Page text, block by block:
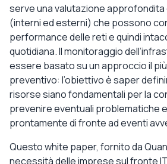
serve una valutazione
(interni ed esterni) che possono
performance delle reti e quindi
quotidiana. Il monitoraggio
essere basato su un approccio il
preventivo: l’obiettivo è saper
risorse siano fondamentali per la
prevenire eventuali problematiche
prontamente di fronte ad eventi
Questo white paper, fornito da
necessità delle imprese sul fronte